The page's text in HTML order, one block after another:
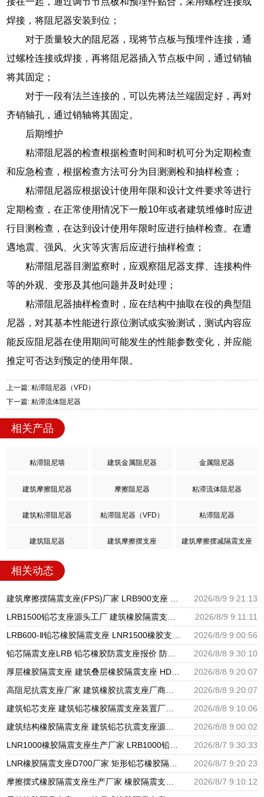
焊接，将阻尼器安装到位；
对于质量较大的阻尼器，现将节点板与预埋件连接，通
过螺栓连接或焊接，再将阻尼器插入节点板中间，通过销轴
将其固定；
对于一段有法兰连接的，可以先将法兰端固定好，再对
齐销轴孔，通过销轴将其固定。
后期维护
粘滞阻尼器的检查根据检查时间和时机可分为定期检查
和应急检查，根据检查方法可分为目测测检和抽样检查；
粘滞阻尼器应根据设计使用年限和设计文件要求等进行
定期检查，在正常使用情况下一般10年或者建筑维修时应进
行目测检查，在达到设计使用年限时应进行抽样检查。在遭
遇地震、强风、火灾等灾害后应进行抽样检查；
粘滞阻尼器目测监察时，应观察阻尼器支撑、连接构件
等的外观、变形及其他问题并及时处理；
粘滞阻尼器抽样检查时，应在结构中抽取在役的典型阻
尼器，对其基本性能进行原位测试或实验测试，测试内容应
能反应阻尼器在使用期间可能发生的性能参数变化，并应能
推定可否达到预定的使用年限。
上一篇: 粘滞阻尼器（VFD）
下一篇: 粘滞流体阻尼器
相关产品
粘滞阻尼墙 建筑金属阻尼器 金属阻尼器
建筑摩擦阻尼器 摩擦阻尼器 粘滞流体阻尼器
建筑粘滞阻尼器 粘滞阻尼器（VFD） 粘滞阻尼器
建筑阻尼器 建筑摩擦摆支座 建筑摩擦摆减隔震支座
相关动态
建筑摩擦摆隔震支座(FPS)厂家 LRB900支座 隔震支座的多少钱
2026/8/9 9:21:13
LRB1500铅芯支座源头工厂 建筑橡胶隔震支座JG 房子减震支座生产厂家
2026/8/9 9:11:11
LRB600-Ⅱ铅芯橡胶隔震支座 LNR1500橡胶支座什么价格 铅芯橡胶隔震支座装置
2026/8/9 9:00:56
铅芯隔震支座LRB 铅芯橡胶防震支座报价 防震橡胶隔震支座价格
2026/8/8 9:30:10
厚层橡胶隔震支座 建筑叠层橡胶隔震支座 HDR1100高阻尼橡胶支座
2026/8/8 9:20:07
高阻尼抗震支座厂家 建筑橡胶抗震支座厂商源头工厂 HDR1000隔震支座生产厂家
2026/8/8 9:20:07
建筑铅芯支座 建筑铅芯橡胶隔震支座装置厂家 天然橡胶隔震支座厂家直销生产厂家
2026/8/8 9:10:06
建筑结构橡胶隔震支座 建筑铅芯抗震支座源头工厂 建筑铅芯橡胶隔震支座LRB500
2026/8/8 9:00:02
LNR1000橡胶隔震支座生产厂家 LRB1000铅芯支座源头工厂 摩擦摆隔震支座FBD厂家
2026/8/7 9:30:33
LNR橡胶隔震支座D700厂家 矩形铅芯橡胶隔震支座 圆形铅芯隔震支座厂家电话
2026/8/7 9:20:23
摩擦摆式橡胶隔震支座生产厂家 橡胶隔震支座定做源头工厂 LNR水平分散力隔震支座生产厂家
2026/8/7 9:10:12